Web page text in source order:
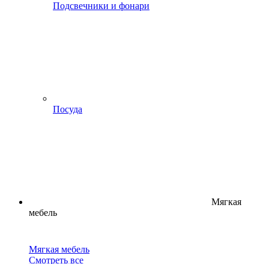
Подсвечники и фонари
Посуда
Мягкая
мебель
Мягкая мебель
Смотреть все